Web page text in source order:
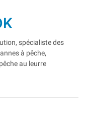
spécialiste des
à pêche,
au leurre